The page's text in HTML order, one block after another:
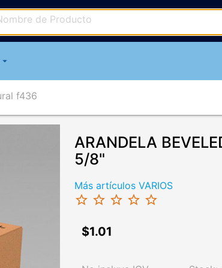
arrow_drop_down
f436
ARANDELA
5/8"
Más artículos VARIOS
star_border star_border star_border star_border star_border
$1.01